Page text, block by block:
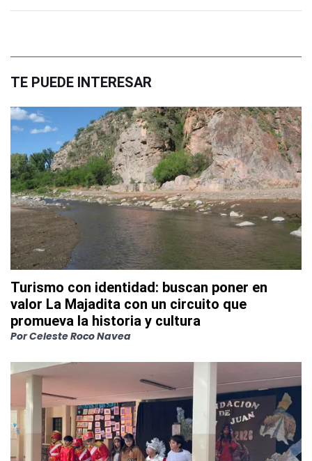
TE PUEDE INTERESAR
Turismo con identidad: buscan poner en
valor La Majadita con un circuito que
promueva la historia y cultura
PorCeleste Roco Navea